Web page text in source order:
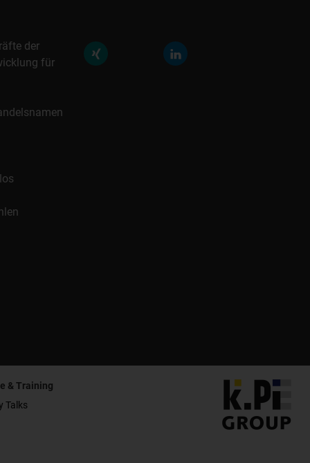
der
für
& Training
Talks